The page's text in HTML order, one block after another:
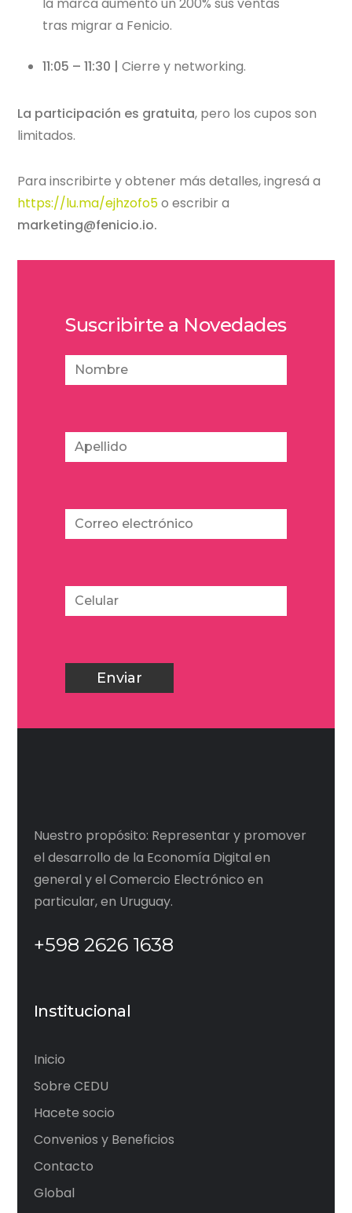
tras migrar a Fenicio.
11:05 – 11:30 |Cierre y networking.
La participación es gratuita, pero los cupos son
limitados.
Para inscribirte y obtener más detalles, ingresá a
https://lu.ma/ejhzofo5o escribir a
marketing@fenicio.io.
Suscribirte a Novedades
Nuestro propósito: Representar y promover
el desarrollo de la Economía Digital en
general y el Comercio Electrónico en
particular, en Uruguay.
+598 2626 1638
Institucional
Inicio
Sobre CEDU
Hacete socio
Convenios y Beneficios
Contacto
Global